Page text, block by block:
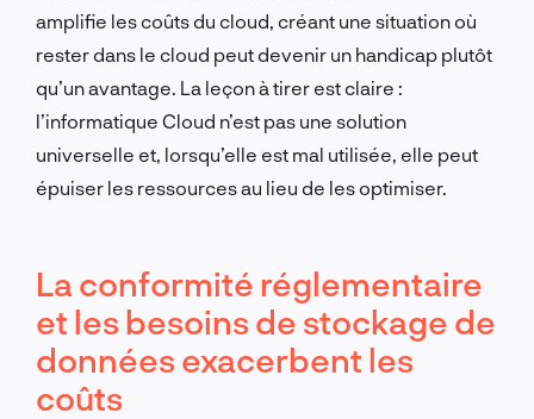
amplifie les coûts du cloud, créant une situation où
rester dans le cloud peut devenir un handicap plutôt
qu’un avantage. La leçon à tirer est claire :
l’informatique Cloud n’est pas une solution
universelle et, lorsqu’elle est mal utilisée, elle peut
épuiser les ressources au lieu de les optimiser.
La conformité réglementaire
et les besoins de stockage de
données exacerbent les
coûts